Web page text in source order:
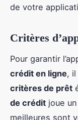
de votre
Critères
Pour garantir
crédit en ligne,
critères de prêt
de crédit joue
meilleures sont